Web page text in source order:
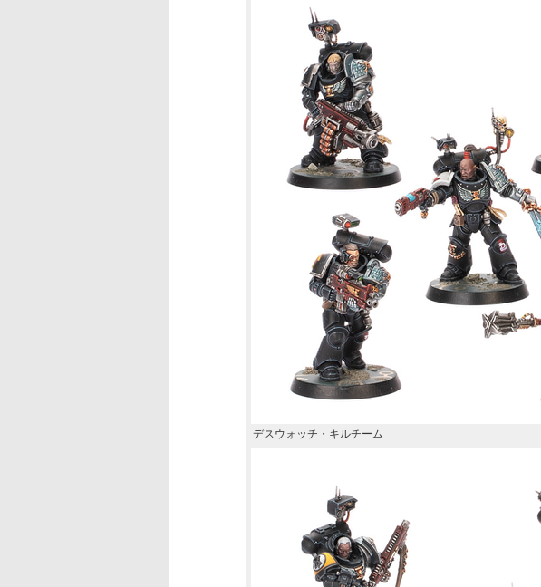
デスウォッチ・キルチーム